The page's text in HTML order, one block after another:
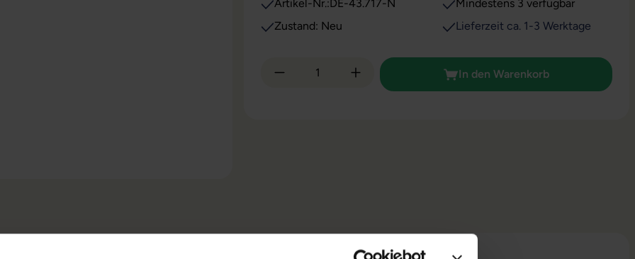
Artikel-Nr.:DE-43.717-N
Zustand: Neu
Mindestens 3 verfügbar
Lieferzeit ca. 1-3 Werktage
Produkt Anzahl: Gib den gewünschten Wert ein
In den Warenkorb